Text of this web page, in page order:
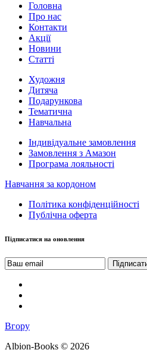
Головна
Про нас
Контакти
Акції
Новини
Статті
Художня
Дитяча
Подарункова
Тематична
Навчальна
Індивідуальне замовлення
Замовлення з Амазон
Програма лояльності
Навчання за кордоном
Політика конфіденційності
Публічна оферта
Підписатися на оновлення
Вгору
Albion-Books © 2026